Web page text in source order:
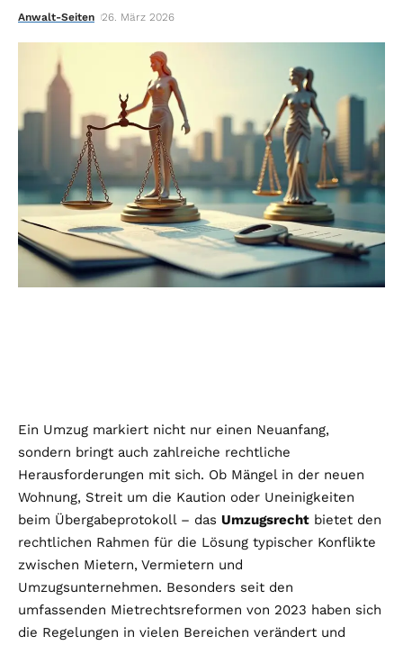
Anwalt-Seiten 26. März 2026
Ein Umzug markiert nicht nur einen Neuanfang,
sondern bringt auch zahlreiche rechtliche
Herausforderungen mit sich. Ob Mängel in der neuen
Wohnung, Streit um die Kaution oder Uneinigkeiten
beim Übergabeprotokoll – das Umzugsrecht bietet den
rechtlichen Rahmen für die Lösung typischer Konflikte
zwischen Mietern, Vermietern und
Umzugsunternehmen. Besonders seit den
umfassenden Mietrechtsreformen von 2023 haben sich
die Regelungen in vielen Bereichen verändert und